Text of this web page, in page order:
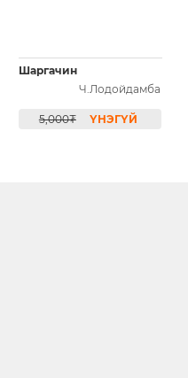
Шаргачин
Ч.Лодойдамба
5,000₮ ҮНЭГҮЙ